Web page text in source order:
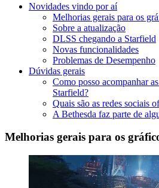
Novidades vindo por aí
Melhorias gerais para os
Sobre a atualização
DLSS chegando a Starfield
Novas funcionalidades
Problemas de Desempenho
Dúvidas gerais
Como posso acompanhar
Starfield?
Quais são as redes sociais
A Bethesda faz parte de
Melhorias gerais para os